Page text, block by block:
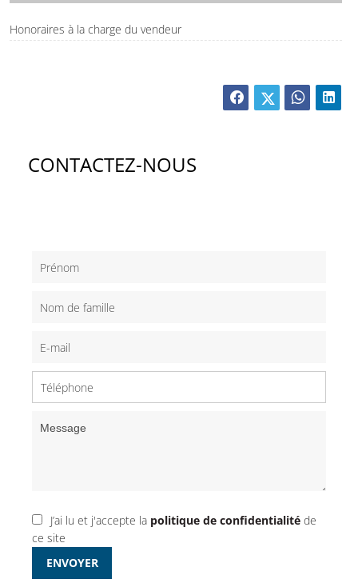
Honoraires à la charge du vendeur
CONTACTEZ-NOUS
J’ai lu et j'accepte la politique de confidentialité de
ce site
ENVOYER